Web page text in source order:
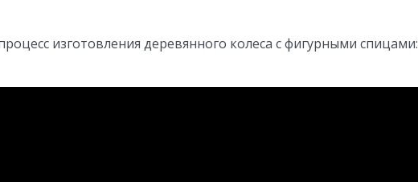
изготовления деревянного колеса с фигурными спицами: